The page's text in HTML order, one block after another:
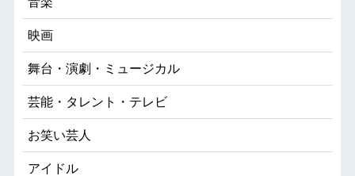
映画
舞台・演劇・ミュージカル
芸能・タレント・テレビ
お笑い芸人
アイドル